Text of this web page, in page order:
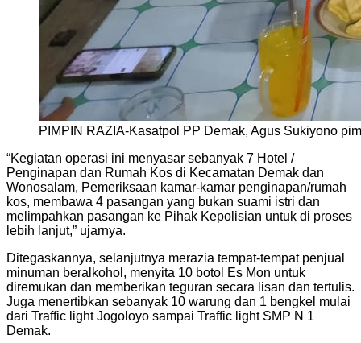
PIMPIN RAZIA-Kasatpol PP Demak, Agus Sukiyono
“Kegiatan operasi ini menyasar sebanyak 7 Hotel /
Penginapan dan Rumah Kos di Kecamatan Demak dan
Wonosalam, Pemeriksaan kamar-kamar penginapan/rumah
kos, membawa 4 pasangan yang bukan suami istri dan
melimpahkan pasangan ke Pihak Kepolisian untuk di proses
lebih lanjut,” ujarnya.
Ditegaskannya, selanjutnya merazia tempat-tempat penjual
minuman beralkohol, menyita 10 botol Es Mon untuk
diremukan dan memberikan teguran secara lisan dan tertulis.
Juga menertibkan sebanyak 10 warung dan 1 bengkel mulai
dari Traffic light Jogoloyo sampai Traffic light SMP N 1
Demak.